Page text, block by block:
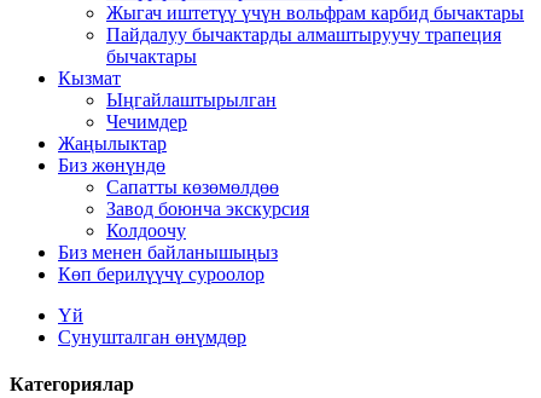
Жыгач иштетүү үчүн вольфрам карбид бычактары
Пайдалуу бычактарды алмаштыруучу трапеция
бычактары
Кызмат
Ыңгайлаштырылган
Чечимдер
Жаңылыктар
Биз жөнүндө
Сапатты көзөмөлдөө
Завод боюнча экскурсия
Колдоочу
Биз менен байланышыңыз
Көп берилүүчү суроолор
Үй
Сунушталган өнүмдөр
Категориялар